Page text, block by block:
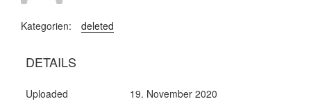
Kategorien: deleted
DETAILS
Uploaded 19. November 2020